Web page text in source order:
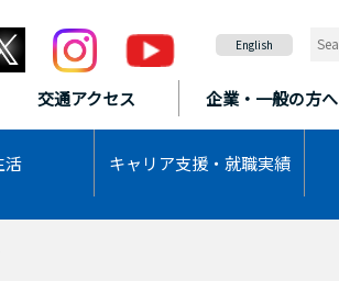
交通アクセス 企業・一般の方へ
活 キャリア支援・ 就職実績
English